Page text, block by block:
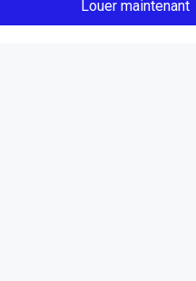
Louer maintenant